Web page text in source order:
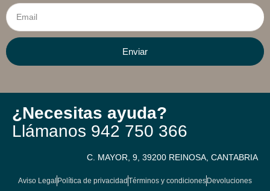
Email
Enviar
¿Necesitas ayuda?
Llámanos 942 750 366
C. MAYOR, 9, 39200 REINOSA, CANTABRIA
Aviso Legal Política de privacidad Términos y condiciones Devoluciones